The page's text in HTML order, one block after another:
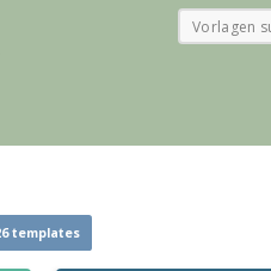
templates